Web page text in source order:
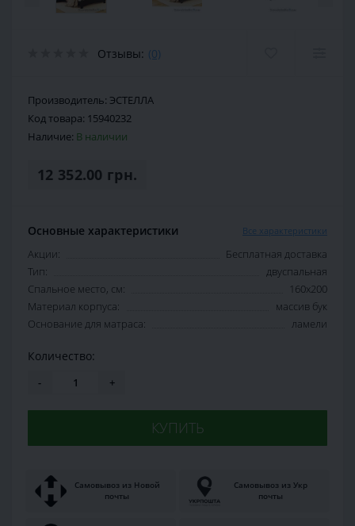
Отзывы: (0)
Производитель: ЭСТЕЛЛА
Код товара: 15940232
Наличие: В наличии
12 352.00 грн.
Основные характеристики Все характеристики
Акции:
Бесплатная доставка
Тип:
двуспальная
Спальное место, см:
160х200
Материал корпуса:
массив бук
Основание для матраса:
ламели
Количество:
- +
КУПИТЬ
Самовывоз из Новой
почты
Самовывоз из Укр
почты